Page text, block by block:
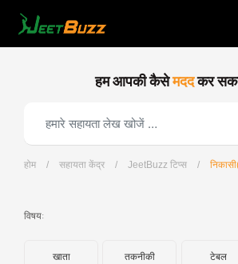
content
हम आपकी कैसेमददकर
होम / सहायता केंद्र / JeetBuzz टिप्स /
विषय:
खाता तकनीकी टेबल